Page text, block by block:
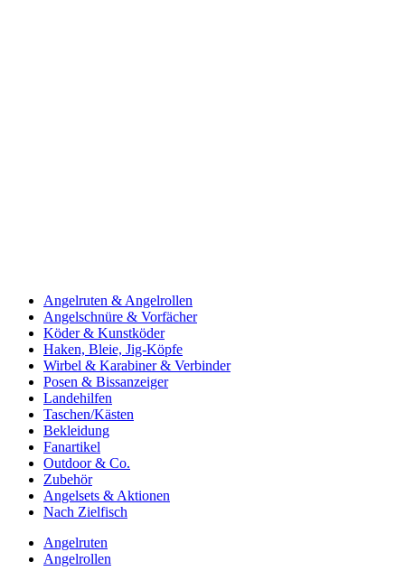
Angelruten & Angelrollen
Angelschnüre & Vorfächer
Köder & Kunstköder
Haken, Bleie, Jig-Köpfe
Wirbel & Karabiner & Verbinder
Posen & Bissanzeiger
Landehilfen
Taschen/Kästen
Bekleidung
Fanartikel
Outdoor & Co.
Zubehör
Angelsets & Aktionen
Nach Zielfisch
Angelruten
Angelrollen